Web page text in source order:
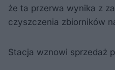
że ta przerwa wynika z
czyszczenia zbiorników
Stacja wznowi sprzedaż